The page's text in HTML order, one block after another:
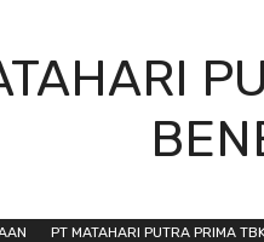
PT MATAHARI PUTRA PRIMA